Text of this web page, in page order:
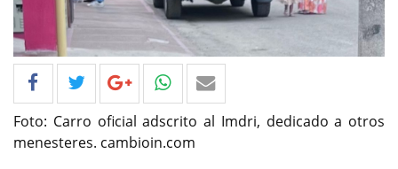
Foto: Carro oficial adscrito al Imdri, dedicado a otros
menesteres. cambioin.com